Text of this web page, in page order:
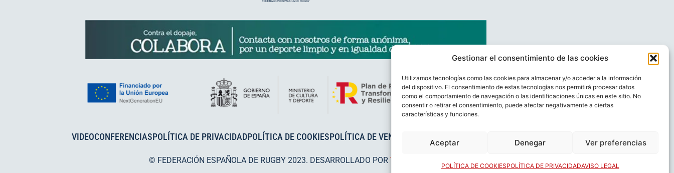
Gestionar el consentimiento de las cookies
Utilizamos tecnologías como las cookies para almacenar y/o acceder a la información
del dispositivo. El consentimiento de estas tecnologías nos permitirá procesar datos
como el comportamiento de navegación o las identificaciones únicas en este sitio. No
consentir o retirar el consentimiento, puede afectar negativamente a ciertas
características y funciones.
Aceptar Denegar Ver preferencias
POLÍTICA DE COOKIESPOLÍTICA DE PRIVACIDADAVISO LEGAL
VIDEOCONFERENCIASPOLÍTICA DE PRIVACIDADPOLÍTICA DE COOKIESPOLÍTICA DE VENTAS
© FEDERACIÓN ESPAÑOLA DE RUGBY 2023. DESARROLLADO POR TOOOLS